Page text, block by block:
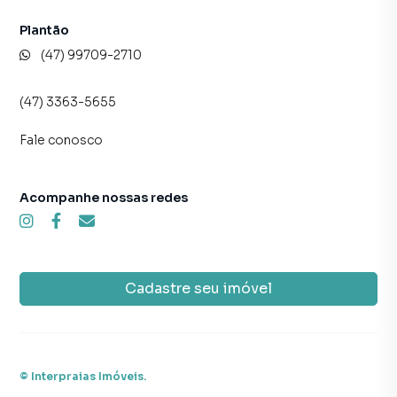
Na Interpraias Imóveis você consegue vender ou alugar
Itajaí, especialmente em Balneário Santa Clara. Isso
produzir campanhas específicas para Itajaí, o que aumenta
consequência uma maior chance de vender ou alugar seu
imóvel mais rápido. Contamos também com um time de
programadores, corretores treinados e uma central de
inquilinos.
Plantão
(47) 99709-2710
(47) 3363-5655
Fale conosco
Cadastre seu imóvel
Acompanhe nossas redes
© Interpraias Imóveis.